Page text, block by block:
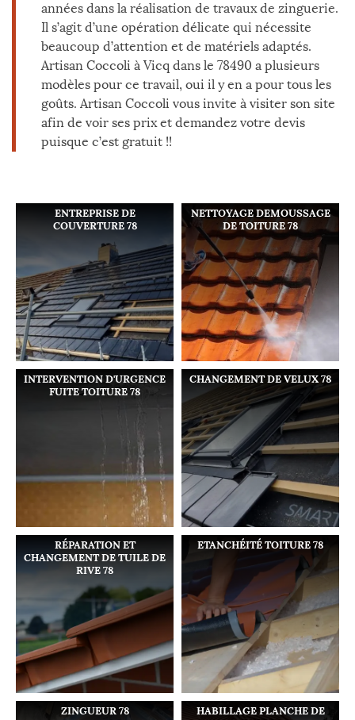
années dans la réalisation de travaux de zinguerie.
Il s’agit d’une opération délicate qui nécessite
beaucoup d’attention et de matériels adaptés.
Artisan Coccoli à Vicq dans le 78490 a plusieurs
modèles pour ce travail, oui il y en a pour tous les
goûts. Artisan Coccoli vous invite à visiter son site
afin de voir ses prix et demandez votre devis
puisque c’est gratuit !!
ENTREPRISE DE
COUVERTURE 78
NETTOYAGE DEMOUSSAGE
DE TOITURE 78
INTERVENTION D'URGENCE
FUITE TOITURE 78
CHANGEMENT DE VELUX 78
RÉPARATION ET
CHANGEMENT DE TUILE DE
RIVE 78
ETANCHÉITÉ TOITURE 78
ZINGUEUR 78
HABILLAGE PLANCHE DE